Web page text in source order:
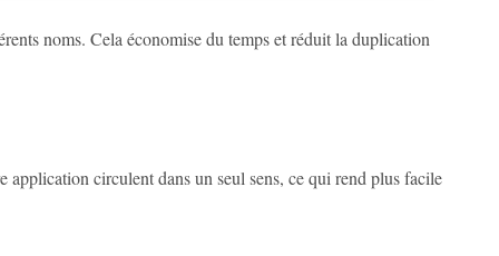
noms. Cela économise du temps et réduit la duplication
circulent dans un seul sens, ce qui rend plus facile